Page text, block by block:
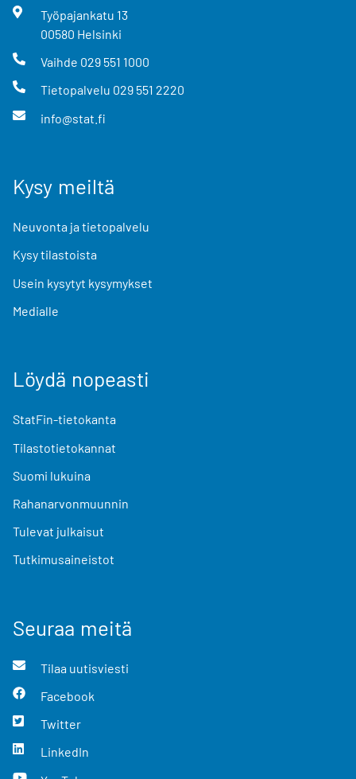
Työpajankatu 13
00580 Helsinki
Vaihde 029 551 1000
Tietopalvelu 029 551 2220
info@stat.fi
Kysy meiltä
Neuvonta ja tietopalvelu
Kysy tilastoista
Usein kysytyt kysymykset
Medialle
Löydä nopeasti
StatFin-tietokanta
Tilastotietokannat
Suomi lukuina
Rahanarvonmuunnin
Tulevat julkaisut
Tutkimusaineistot
Seuraa meitä
Tilaa uutisviesti
Facebook
Twitter
LinkedIn